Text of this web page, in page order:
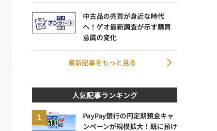
中古品の売買が身近な時代
へ！ゲオ最新調査が示す購買
意識の変化
最新記事をもっと見る
人気記事ランキング
PayPay銀行の円定期預金キャ
ンペーンが規模拡大！既に預け